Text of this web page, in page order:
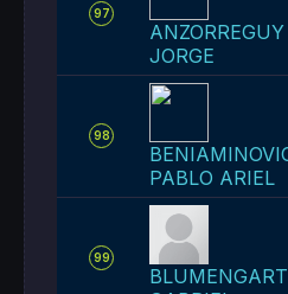
97
JORGE
98
PABLO ARIEL
99